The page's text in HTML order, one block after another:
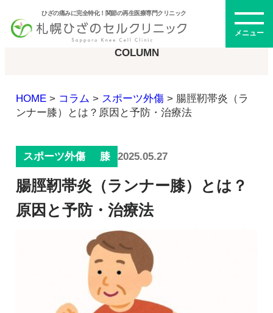
ひざの痛みに完全特化！関節の再生医療専門クリニック
メニュー
初めての方へ
メニュー・料金
ひざの再生医療とは
幹細胞治療
PRP治療
幹細胞培養上清液
慢性疼痛
再生医療とは
ドクター紹介
症例
コラム
COLUMN
HOME> コラム > スポーツ外傷> 腸脛靭帯炎（ラ
ンナー膝）とは？原因と予防・治療法
スポーツ外傷 膝 2025.05.27
腸脛靭帯炎（ランナー膝）とは？
原因と予防・治療法